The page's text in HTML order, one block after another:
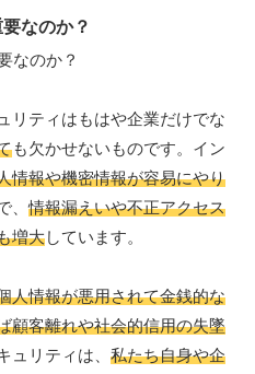
なのか？
リティはもはや企業だけでな
も欠かせないものです。イン
情報や機密情報が容易にやり
、情報漏えいや不正アクセス
増大しています。
人情報が悪用されて金銭的な
顧客離れや社会的信用の失墜
ュリティは、 私たち自身や企